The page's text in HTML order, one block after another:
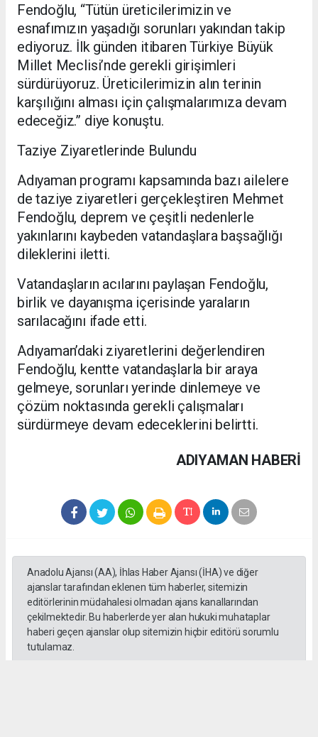
Fendoğlu, “Tütün üreticilerimizin ve
esnafımızın yaşadığı sorunları yakından takip
ediyoruz. İlk günden itibaren Türkiye Büyük
Millet Meclisi’nde gerekli girişimleri
sürdürüyoruz. Üreticilerimizin alın terinin
karşılığını alması için çalışmalarımıza devam
edeceğiz.” diye konuştu.
Taziye Ziyaretlerinde Bulundu
Adıyaman programı kapsamında bazı ailelere
de taziye ziyaretleri gerçekleştiren Mehmet
Fendoğlu, deprem ve çeşitli nedenlerle
yakınlarını kaybeden vatandaşlara başsağlığı
dileklerini iletti.
Vatandaşların acılarını paylaşan Fendoğlu,
birlik ve dayanışma içerisinde yaraların
sarılacağını ifade etti.
Adıyaman’daki ziyaretlerini değerlendiren
Fendoğlu, kentte vatandaşlarla bir araya
gelmeye, sorunları yerinde dinlemeye ve
çözüm noktasında gerekli çalışmaları
sürdürmeye devam edeceklerini belirtti.
ADIYAMAN HABERİ
Anadolu Ajansı (AA), İhlas Haber Ajansı (İHA) ve diğer
ajanslar tarafından eklenen tüm haberler, sitemizin
editörlerinin müdahalesi olmadan ajans kanallarından
çekilmektedir. Bu haberlerde yer alan hukuki muhataplar
haberi geçen ajanslar olup sitemizin hiçbir editörü sorumlu
tutulamaz.